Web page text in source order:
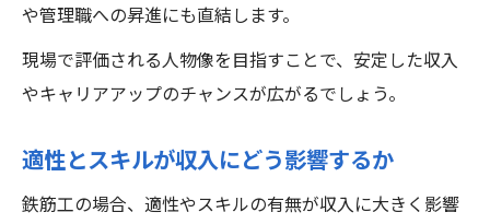
や管理職への昇進にも直結します。
現場で評価される人物像を目指すことで、安定した収入
やキャリアアップのチャンスが広がるでしょう。
適性とスキルが収入にどう影響するか
鉄筋工の場合、適性やスキルの有無が収入に大きく影響